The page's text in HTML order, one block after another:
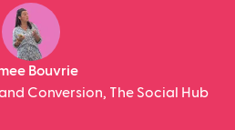
Bouvrie
Conversion, The Social Hub